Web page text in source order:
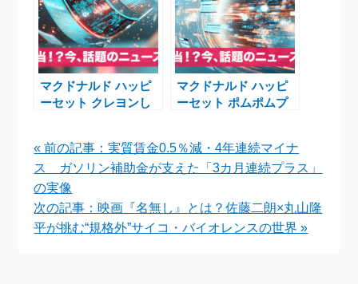
マクドナルド ハッピ
ーセット クレヨンし
マクドナルド ハッピ
ーセット ポムポムプ
« 前の記事：実質賃金0.5％減・4年連続マイナ
ス ガソリン補助金が支えた「3カ月連続プラス」
の実像
次の記事：映画『名無し』とは？佐藤二朗×丸山隆
平が挑む“規格外”サイコ・バイオレンスの世界 »